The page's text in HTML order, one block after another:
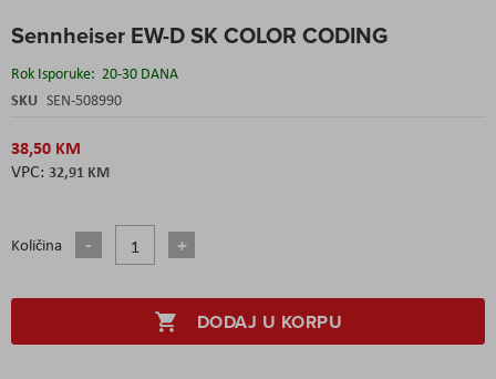
Sennheiser EW-D SK COLOR CODING
Rok Isporuke: 20-30 DANA
SKU SEN-508990
38,50 KM
32,91 KM
Količina
DODAJ U KORPU
to
beginning
of
gallery